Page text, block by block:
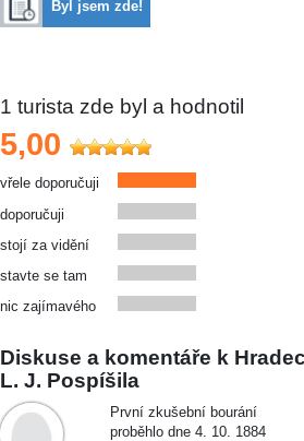
Byl jsem zde!
1 turista zde byl a hodnotil
5,00
vřele doporučuji
doporučuji
stojí za vidění
stavte se tam
nic zajímavého
Diskuse a komentáře k
L. J. Pospíšila
První zkušební bourání
proběhlo dne 4. 10. 1884